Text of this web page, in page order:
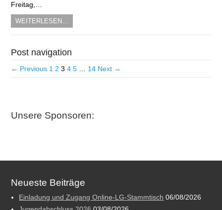
Freitag,…
WEITERLESEN…
Post navigation
← Previous 1 2 3 4 5 14 Next →
Unsere Sponsoren:
Neueste Beiträge
Einladung und Zugang Online-LG-Stammtisch 06/08/2026